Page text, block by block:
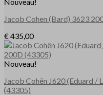
Jacob Cohen (Bard) 3623
€435,00
Nouveau!
Jacob Cohën J620(Eduard /
(43305)